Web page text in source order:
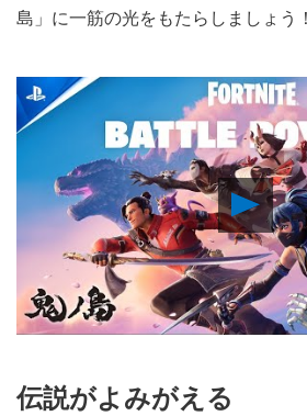
島」に一筋の光をもたらしましょう！
Play
伝説がよみがえる